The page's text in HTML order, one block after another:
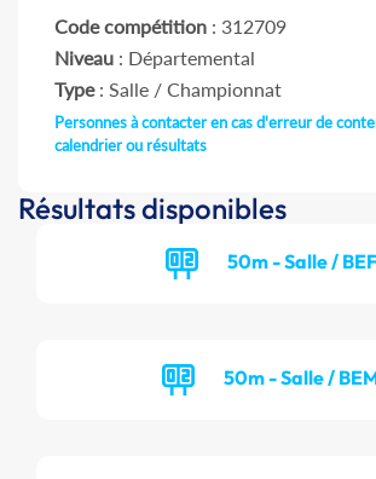
Code compétition : 312709
Niveau : Départemental
Type: Salle / Championnat
Personnes à contacter en cas d'erreur de
calendrier ou résultats
Résultats disponibles
50m - Salle / BEF
50m - Salle /